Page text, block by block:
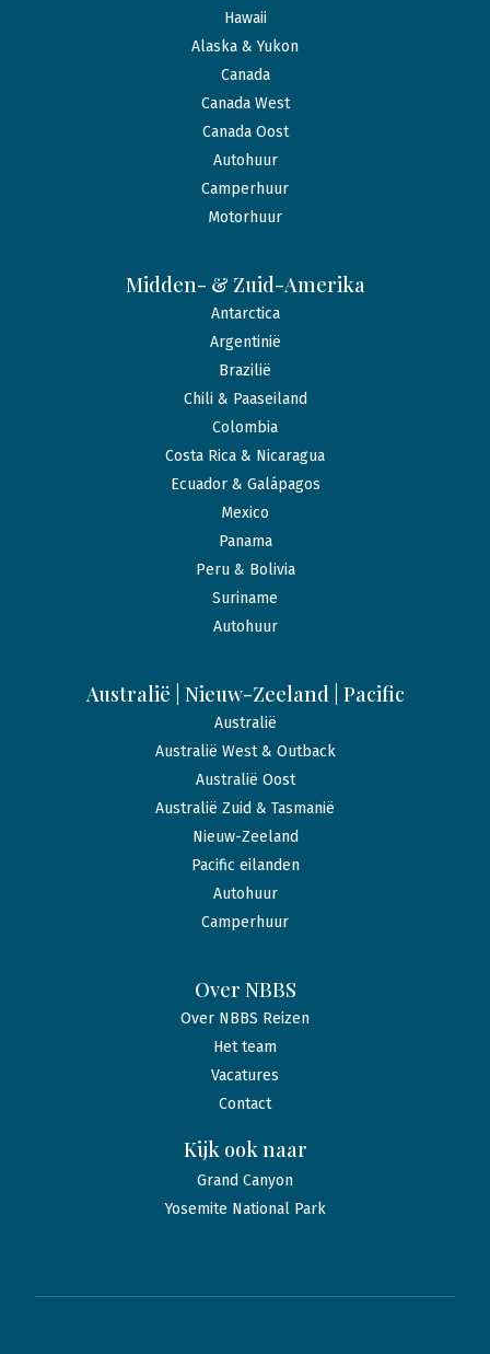
Hawaii
Alaska & Yukon
Canada
Canada West
Canada Oost
Autohuur
Camperhuur
Motorhuur
Midden- & Zuid-Amerika
Antarctica
Argentinië
Brazilië
Chili & Paaseiland
Colombia
Costa Rica & Nicaragua
Ecuador & Galápagos
Mexico
Panama
Peru & Bolivia
Suriname
Autohuur
Australië | Nieuw-Zeeland | Pacific
Australië
Australië West & Outback
Australië Oost
Australië Zuid & Tasmanië
Nieuw-Zeeland
Pacific eilanden
Autohuur
Camperhuur
Over NBBS
Over NBBS Reizen
Het team
Vacatures
Contact
Kijk ook naar
Grand Canyon
Yosemite National Park